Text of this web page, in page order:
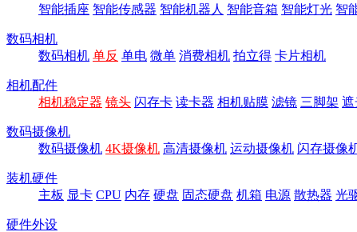
智能插座 智能传感器 智能机器人 智能音箱 智能灯光 智
数码相机
数码相机 单反 单电 微单 消费相机 拍立得 卡片相机
相机配件
相机稳定器 镜头 闪存卡 读卡器 相机贴膜 滤镜 三脚架 遮
数码摄像机
数码摄像机 4K摄像机 高清摄像机 运动摄像机 闪存摄像
装机硬件
主板 显卡 CPU 内存 硬盘 固态硬盘 机箱 电源 散热器 光
硬件外设